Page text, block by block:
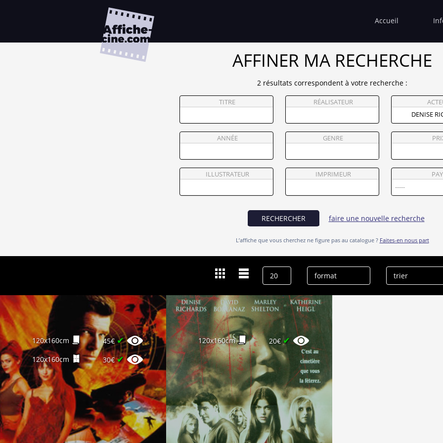
Accueil
AFFINER MA RECHERCHE
2 résultats correspondent à votre recherche :
TITRE RÉALISATEUR
ANNÉE GENRE
ILLUSTRATEUR IMPRIMEUR
RECHERCHER faire une nouvelle recherche
L’affiche que vous cherchez ne figure pas au catalogue ? Faites-en nous part
Denise Richards
effacer l’historique
120x160cm 45€✔
120x160cm 30€✔
120x160cm 20€ ✔